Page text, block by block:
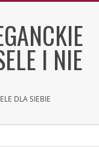
I NIE
DLA SIEBIE